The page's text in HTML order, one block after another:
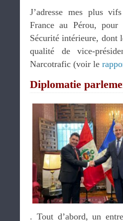
J’adresse mes plus
France au Pérou,
Sécurité intérieure, dont
qualité de vice-
Narcotrafic (voir le
Diplomatie
. Tout d’abord, un